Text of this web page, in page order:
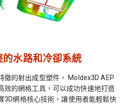
水路和冷卻系統
徵的射出成型塑件， Moldex3D AEP
效的網格工具，可以成功快速地打造
3D網格核心技術，讓使用者能輕鬆快